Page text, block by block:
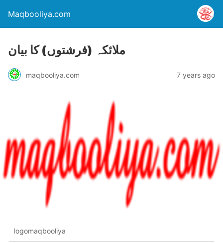
Maqbooliya.com
ملائکہ (فرشتوں) کا بیان
maqbooliya.com 7 years ago
logomaqbooliya